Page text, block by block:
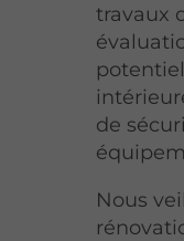
travaux
de
Nous